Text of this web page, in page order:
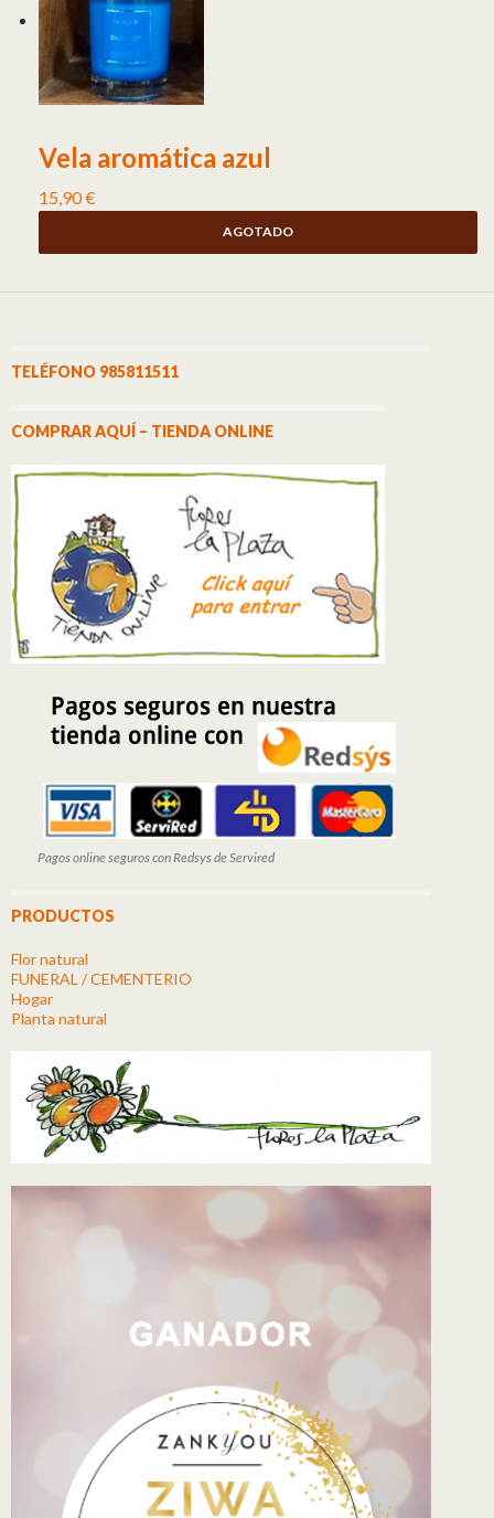
Vela aromática azul
15,90€
AGOTADO
TELÉFONO 985811511
COMPRAR AQUÍ – TIENDA ONLINE
Pagos online seguros con Redsys de Servired
PRODUCTOS
Flor natural
FUNERAL / CEMENTERIO
Hogar
Planta natural